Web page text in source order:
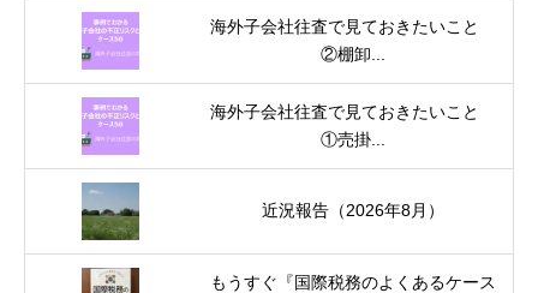
海外子会社往査で見ておきたいこと
②棚卸...
海外子会社往査で見ておきたいこと
①売掛...
近況報告（2026年8月）
もうすぐ『国際税務のよくあるケース